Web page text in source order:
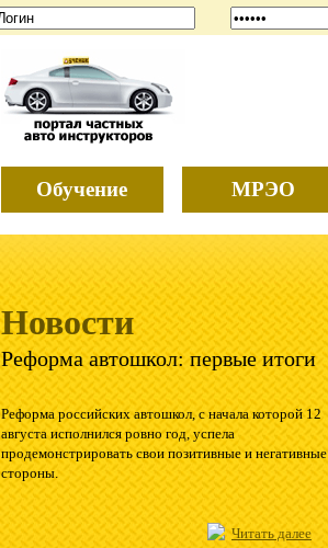
Обучение МРЭО
Новости
Реформа автошкол: первые итоги
Реформа российских автошкол, с начала которой 12
августа исполнился ровно год, успела
продемонстрировать свои позитивные и негативные
стороны.
Читать далее